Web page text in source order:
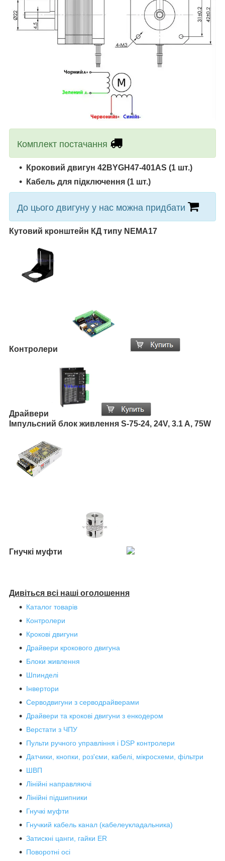
Комплект постачання
Кроковий двигун 42BYGH47-401AS (1 шт.)
Кабель для підключення (1 шт.)
До цього двигуну у нас можна придбати
Кутовий кронштейн КД типу NEMA17
Контролери
Драйвери
Імпульсний блок живлення S-75-24, 24V, 3.1 A, 75W
Гнучкі муфти
Дивіться всі наші оголошення
Каталог товарів
Контролери
Крокові двигуни
Драйвери крокового двигуна
Блоки живлення
Шпинделі
Інвертори
Серводвигуни з серводрайверами
Драйвери та крокові двигуни з енкодером
Верстати з ЧПУ
Пульти ручного управління і DSP контролери
Датчики, кнопки, роз'єми, кабелі, мікросхеми, фільтри
ШВП
Лінійні направляючі
Лінійні підшипники
Гнучкі муфти
Гнучкий кабель канал (кабелеукладальника)
Затискні цанги, гайки ER
Поворотні осі